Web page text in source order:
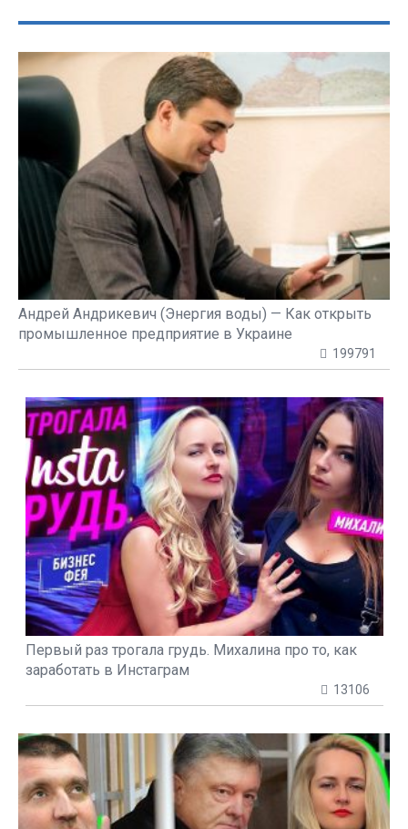
Андрей Андрикевич (Энергия воды) — Как открыть
промышленное предприятие в Украине
199791
Первый раз трогала грудь. Михалина про то, как
заработать в Инстаграм
13106